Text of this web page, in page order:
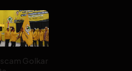
Golkar